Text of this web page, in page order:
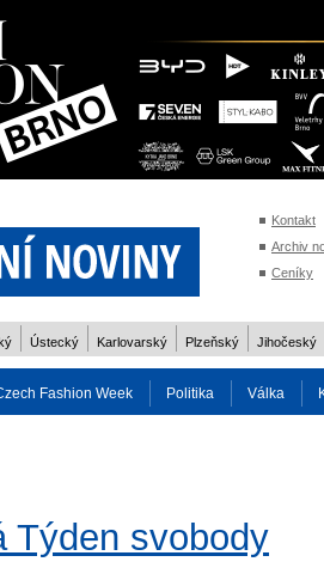
Kontakt
Archiv
Ceníky
Ústecký Karlovarský Plzeňský Jihočeský
Fashion Week Politika Válka
Týden svobody